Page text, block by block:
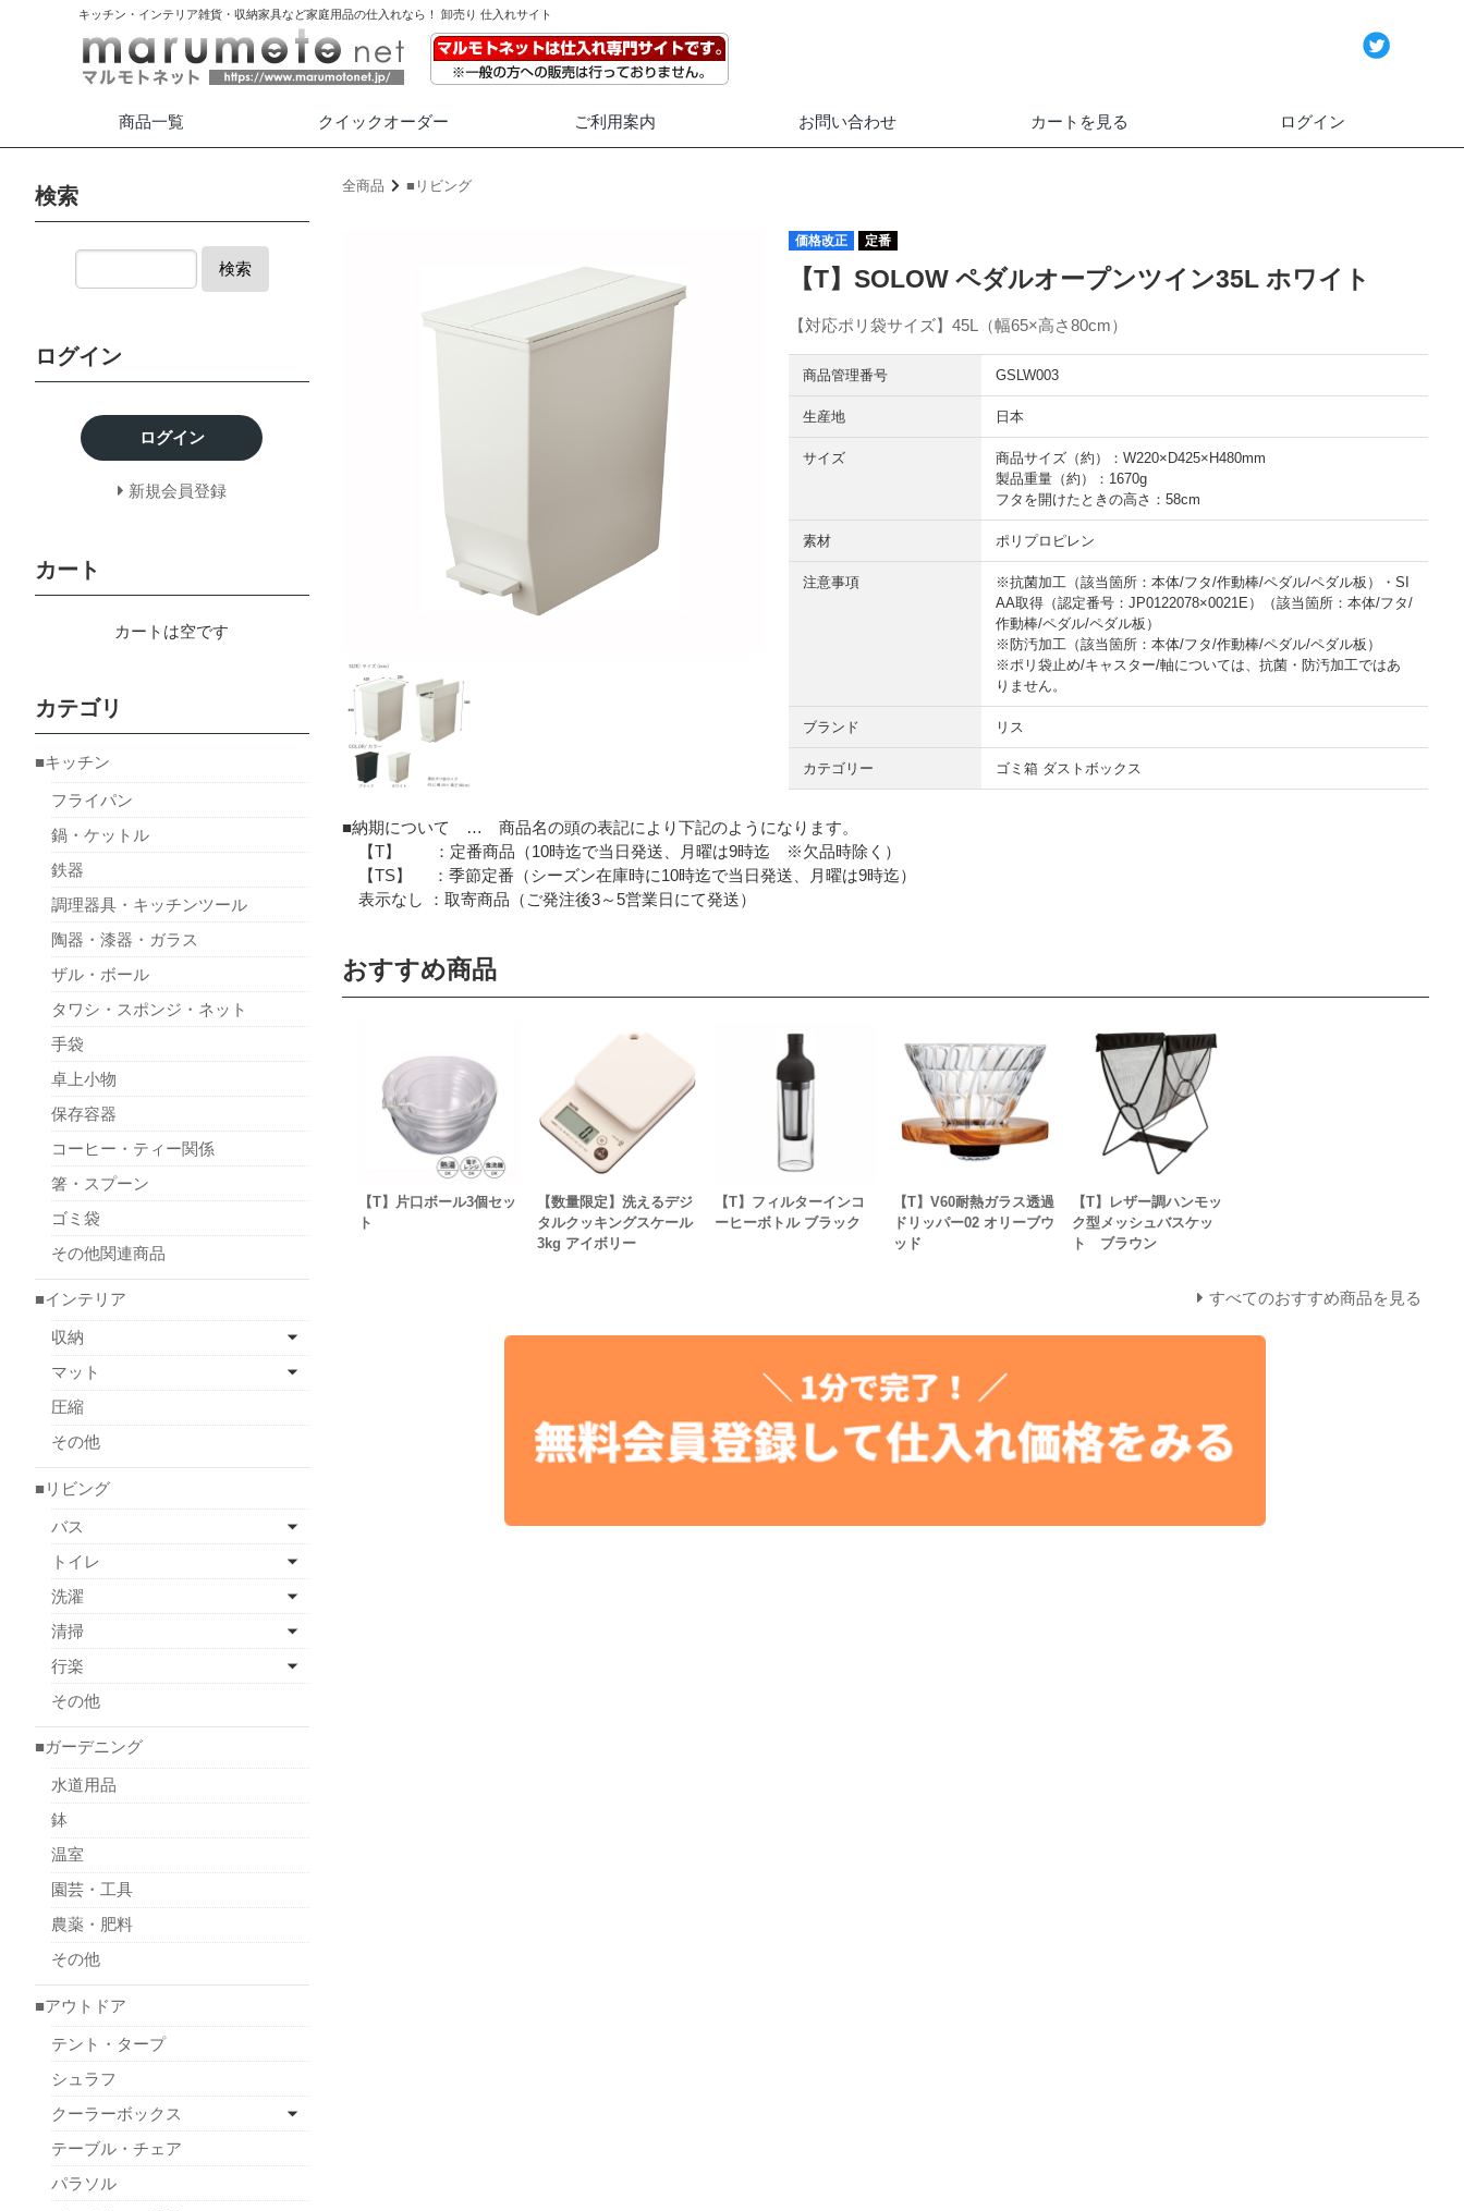
キッチン・インテリア雑貨・収納家具など家庭用品の仕入れなら！ 卸売り 仕入れサイト
商品一覧 クイックオーダー ご利用案内 お問い合わせ カートを見る ログイン
全商品 ■リビング
価格改正 定番
【T】SOLOW ペダルオープンツイン35L ホワイト
【対応ポリ袋サイズ】45L（幅65×高さ80cm）
商品管理番号 GSLW003
生産地 日本
サイズ
商品サイズ（約）：W220×D425×H480mm
製品重量（約）：1670g
フタを開けたときの高さ：58cm
素材 ポリプロピレン
注意事項
※抗菌加工（該当箇所：本体/フタ/作動棒/ペダル/ペダル板）・SI
AA取得（認定番号：JP0122078×0021E）（該当箇所：本体/フタ/
作動棒/ペダル/ペダル板）
※防汚加工（該当箇所：本体/フタ/作動棒/ペダル/ペダル板）
※ポリ袋止め/キャスター/軸については、抗菌・防汚加工ではあ
りません。
ブランド リス
カテゴリー ゴミ箱 ダストボックス
■納期について … 商品名の頭の表記により下記のようになります。
【T】 ：定番商品（10時迄で当日発送、月曜は9時迄 ※欠品時除く）
【TS】 ：季節定番（シーズン在庫時に10時迄で当日発送、月曜は9時迄）
表示なし ：取寄商品（ご発注後3～5営業日にて発送）
おすすめ商品
【T】片口ボール3個セッ
ト
【数量限定】洗えるデジ
タルクッキングスケール
3kg アイボリー
【T】フィルターインコ
ーヒーボトル ブラック
【T】V60耐熱ガラス透過
ドリッパー02 オリーブウ
ッド
【T】レザー調ハンモッ
ク型メッシュバスケッ
ト ブラウン
すべてのおすすめ商品を見る
検索
検索
ログイン
ログイン
新規会員登録
カート
カートは空です
カテゴリ
■キッチン
フライパン
鍋・ケットル
鉄器
調理器具・キッチンツール
陶器・漆器・ガラス
ザル・ボール
タワシ・スポンジ・ネット
手袋
卓上小物
保存容器
コーヒー・ティー関係
箸・スプーン
ゴミ袋
その他関連商品
■インテリア
収納
マット
圧縮
その他
■リビング
バス
トイレ
洗濯
清掃
行楽
その他
■ガーデニング
水道用品
鉢
温室
園芸・工具
農薬・肥料
その他
■アウトドア
テント・タープ
シュラフ
クーラーボックス
テーブル・チェア
パラソル